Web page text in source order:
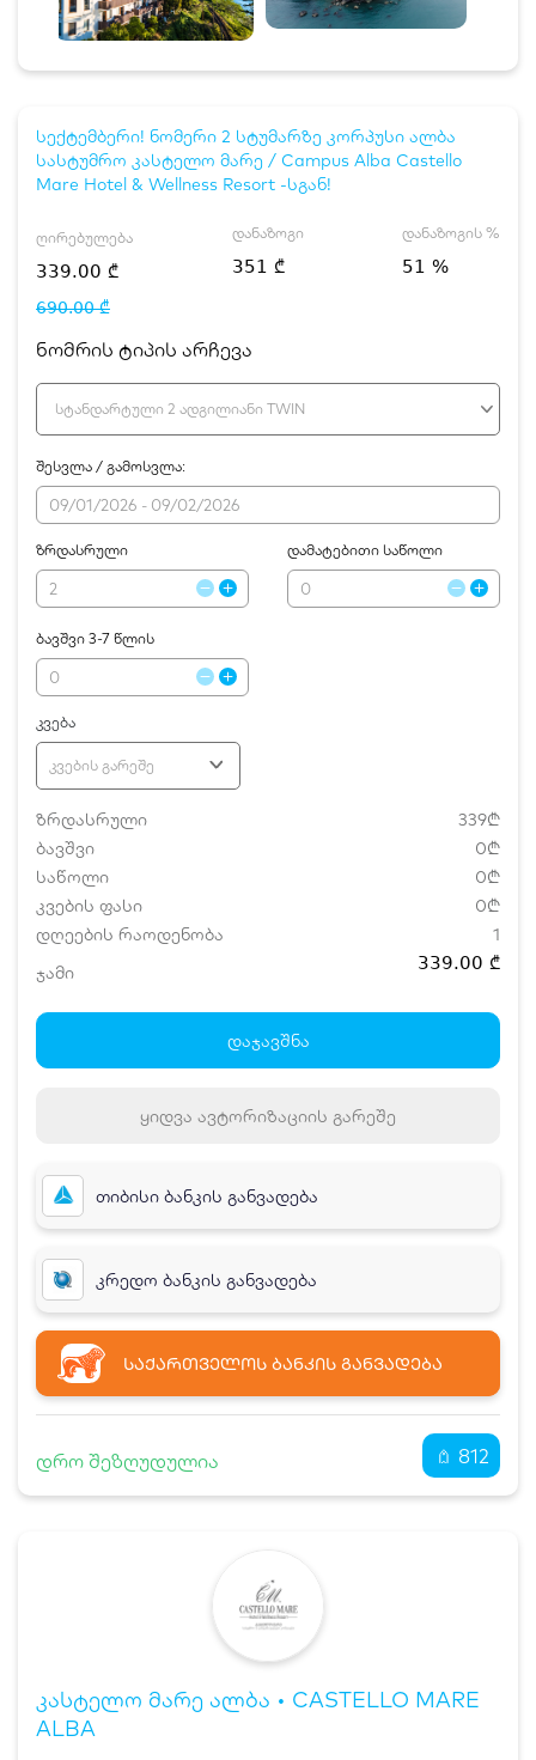
სექტემბერი! ნომერი 2 სტუმარზე კორპუსი ალბა
სასტუმრო კასტელო მარე / Campus Alba Castello
Mare Hotel & Wellness Resort -სგან!
ღირებულება
339.00 ₾
690.00 ₾
დანაზოგი
351 ₾
დანაზოგის %
51 %
ნომრის ტიპის არჩევა
სტანდარტული 2 ადგილიანი TWIN
შესვლა / გამოსვლა:
ზრდასრული დამატებითი საწოლი
ბავშვი 3-7 წლის
კვება
კვების გარეშე
ზრდასრული
339₾
ბავშვი
0₾
საწოლი
0₾
კვების ფასი
0₾
დღეების რაოდენობა
1
ჯამი
339.00 ₾
დამატებითი საწოლი
0 ₾
ნომრის ღირებულება დანაზოგით
დაჯავშნა
ყიდვა ავტორიზაციის გარეშე
თიბისი ბანკის განვადება
კრედო ბანკის განვადება
ᲡᲐᲥᲐᲠᲗᲕᲔᲚᲝᲡ ᲑᲐᲜᲙᲘᲡ ᲒᲐᲜᲕᲐᲓᲔᲑᲐ
დრო შეზღუდულია 812
კასტელო მარე ალბა • CASTELLO MARE
ALBA